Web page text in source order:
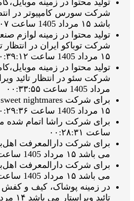
تولید محتوا در زمینه
شرکت سورس کامپیوتر در
باشد ۱۵ مرداد 1405 ساعت ۰۳:۳۸:۰۷
تولید محتوا در زمینه لوازم
شرکت توباکو ایران در انتظار
۱۵ مرداد 1405 ساعت ۰۰:۳۹:۱۲
تولید محتوا در زمینه
مرداد 1405 ساعت ۰۰:۳۳:۵۵
۱۵ مرداد 1405 ساعت ۰۰:۲۹:۳۶
ساعت ۰۰:۲۸:۳۱
برای شرکت دارالمعرفت
می باشد ۱۵ مرداد 1405 ساعت ۰۰:۲۷:۱۶
برای شرکت دارالمعرفت
می باشد ۱۵ مرداد 1405 ساعت ۰۰:۲۴:۳۵
در زمینه پوشاک، کیف و کفش